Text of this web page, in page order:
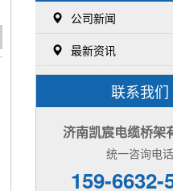
公司新闻
最新资讯
联系我们
济南凯宸电缆桥架
统一咨询电话
159-6632-